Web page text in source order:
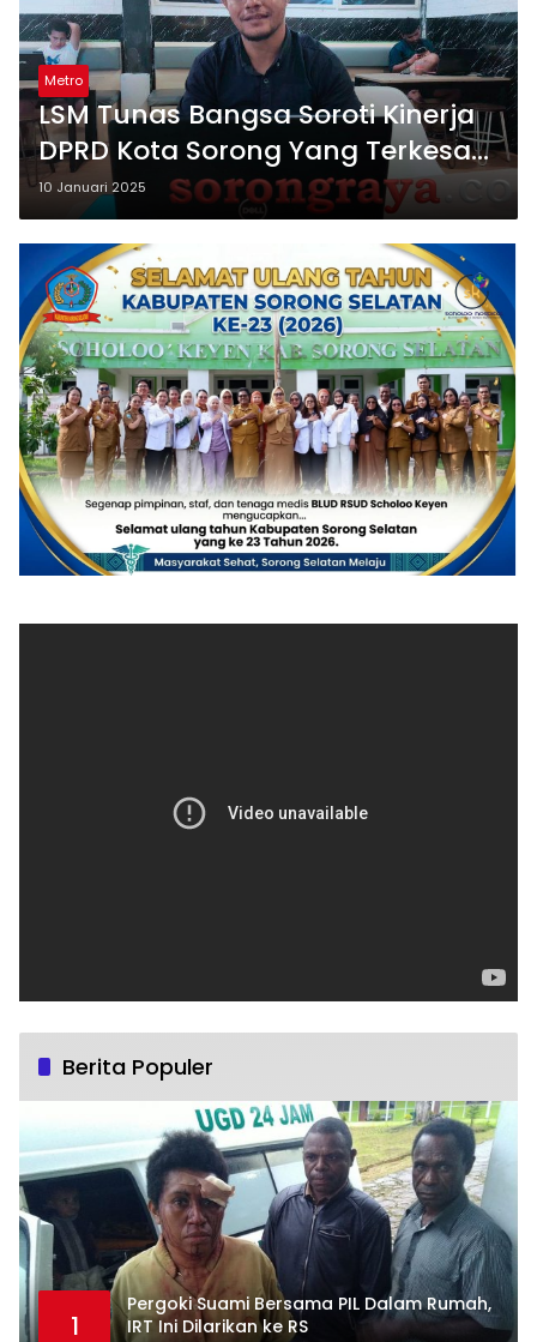
Metro
LSM Tunas Bangsa Soroti Kinerja
DPRD Kota Sorong Yang Terkesan
Lambat
10 Januari 2025
Berita Populer
1
Pergoki Suami Bersama PIL Dalam Rumah,
IRT Ini Dilarikan ke RS